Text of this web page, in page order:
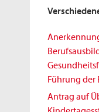
Führung der
Antrag auf